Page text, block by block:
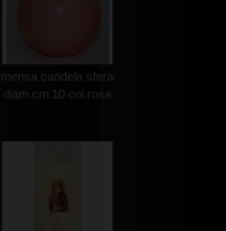
mensa candela sfera
diam.cm.10 col.rosa